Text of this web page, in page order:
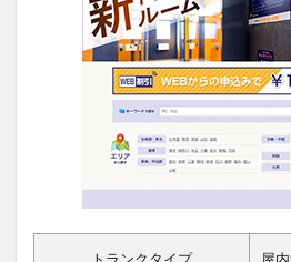
トランクタイプ 屋